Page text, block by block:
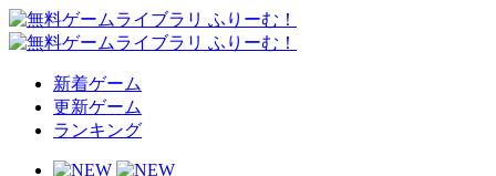
新着ゲーム
更新ゲーム
ランキング